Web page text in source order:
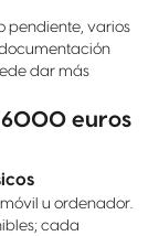
pendiente, varios
dar más
6000 euros
u ordenador.
cada